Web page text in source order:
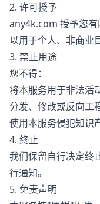
2. 许可授予
any4k.com 授予您有
以用于个人、非商业
3. 禁止用途
您不得：
将本服务用于非法活
分发、修改或反向工
使用本服务侵犯知识
4. 终止
我们保留自行决定终
行通知。
5. 免责声明